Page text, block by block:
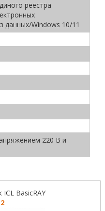
реестра
данных/Windows 10/11
220 В и
BasicRAY